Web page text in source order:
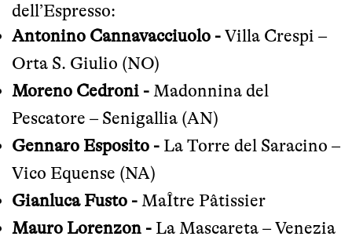
dell’Espresso:
Antonino Cannavacciuolo - Villa Crespi –
Orta S. Giulio (NO)
Moreno Cedroni - Madonnina del
Pescatore – Senigallia (AN)
Gennaro Esposito - La Torre del Saracino –
Vico Equense (NA)
Gianluca Fusto - MaÎtre Pâtissier
Mauro Lorenzon - La Mascareta – Venezia